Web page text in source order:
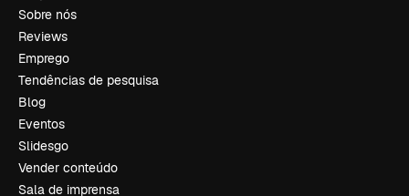
Sobre nós
Reviews
Emprego
Tendências de pesquisa
Blog
Eventos
Slidesgo
Vender conteúdo
Sala de imprensa